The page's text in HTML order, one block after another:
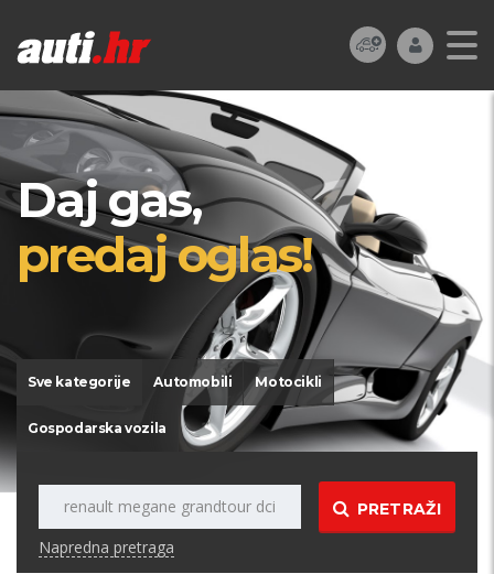
Daj gas,
predaj oglas!
Sve kategorije Automobili Motocikli
Gospodarska vozila
PRETRAŽI
Napredna pretraga